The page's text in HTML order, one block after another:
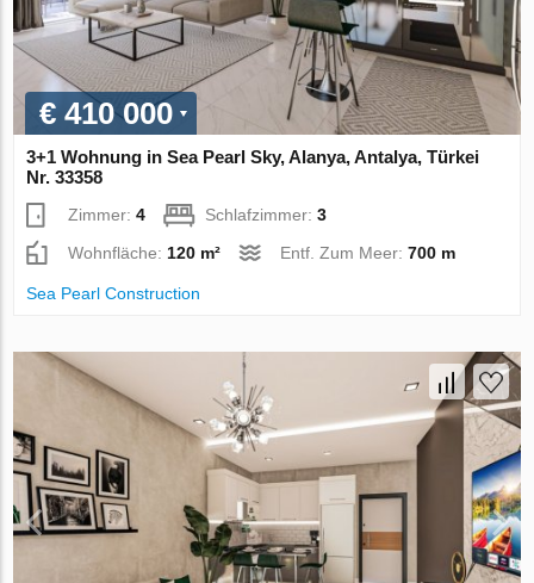
€ 410 000
3+1 Wohnung in Sea Pearl Sky, Alanya, Antalya, Türkei
Nr. 33358
Zimmer:4 Schlafzimmer:3
Wohnfläche: 120 m² Entf. Zum Meer:700 m
Sea Pearl Construction